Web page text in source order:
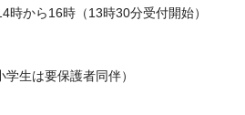
時から16時（13時30分受付開始）
生は要保護者同伴）